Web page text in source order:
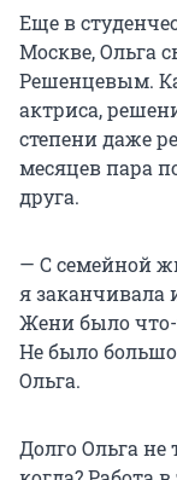
Еще в
Москве, Ольга
Решенцевым.
актриса,
степени даже
месяцев пара
друга.
— С семейной
я заканчивала
Жени было что-
Не было
Ольга.
Долго Ольга